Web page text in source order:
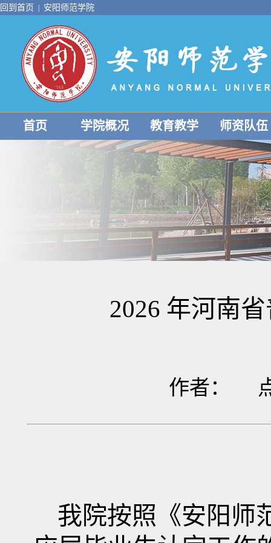
回到首页 安阳师范学院
首页 学院概况 教育教学 师资队伍
2026 年河南
作者：
我院按照《安阳师